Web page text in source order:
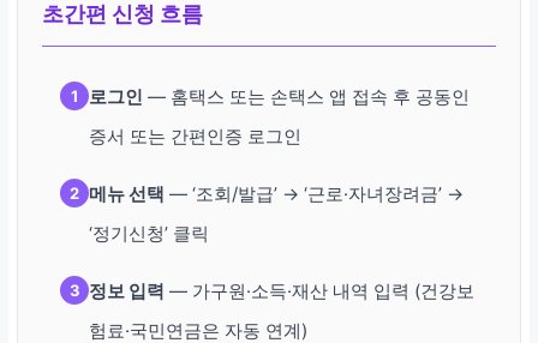
초간편 신청 흐름
1 로그인 — 홈택스 또는 손택스 앱 접속 후 공동인
증서 또는 간편인증 로그인
2 메뉴 선택 — ‘조회/발급’ → ‘근로·자녀장려금’ →
‘정기신청’ 클릭
3 정보 입력 — 가구원·소득·재산 내역 입력 (건강보
험료·국민연금은 자동 연계)